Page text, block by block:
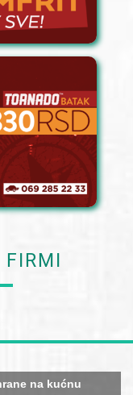
FIRMI
na kućnu